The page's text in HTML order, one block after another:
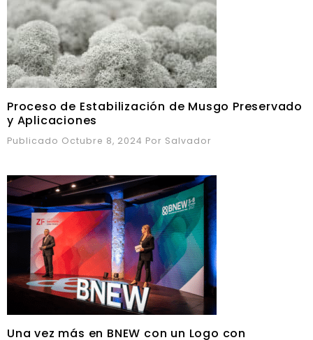
Proceso de Estabilización de Musgo Preservado
y Aplicaciones
Publicado Octubre 8, 2024 Por Salvador
Una vez más en BNEW con un Logo con